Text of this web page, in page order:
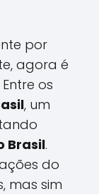
por
agora é
os
, um
Brasil.
do
mas sim